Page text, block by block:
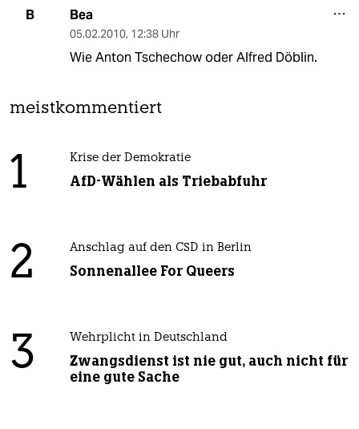
B Bea
05.02.2010, 12:38 Uhr
Wie Anton Tschechow oder Alfred Döblin.
meistkommentiert
1 Krise der Demokratie
AfD-Wählen als Triebabfuhr
2 Anschlag auf den CSD in Berlin
Sonnenallee For Queers
3 Wehrplicht in Deutschland
Zwangsdienst ist nie gut, auch nicht für
eine gute Sache